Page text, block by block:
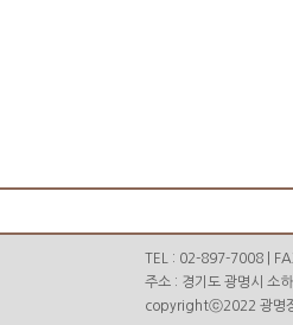
TEL : 02-897-7008 |
주소 : 경기도 광명시 소
copyrightⓒ2022 광명